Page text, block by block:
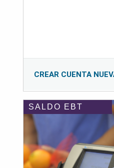
CREAR CUENTA
SALDO EBT